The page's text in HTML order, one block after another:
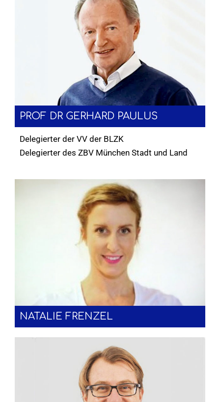
PROF DR GERHARD PAULUS
Delegierter der VV der BLZK
Delegierter des ZBV München Stadt und Land
NATALIE FRENZEL